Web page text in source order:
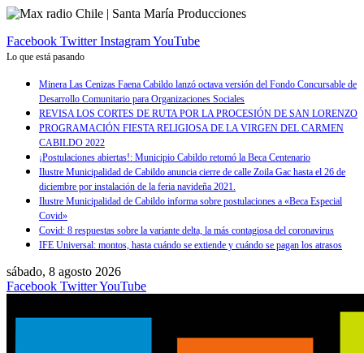
Facebook Twitter InstagramYouTube
Lo que está pasando
Minera Las Cenizas Faena Cabildo lanzó octava versión del Fondo Concursable de
Desarrollo Comunitario para Organizaciones Sociales
REVISA LOS CORTES DE RUTA POR LA PROCESIÓN DE SAN LORENZO
PROGRAMACIÓN FIESTA RELIGIOSA DE LA VIRGEN DEL CARMEN
CABILDO 2022
¡Postulaciones abiertas!: Municipio Cabildo retomó la Beca Centenario
Ilustre Municipalidad de Cabildo anuncia cierre de calle Zoila Gac hasta el 26 de
diciembre por instalación de la feria navideña 2021.
Ilustre Municipalidad de Cabildo informa sobre postulaciones a «Beca Especial
Covid»
Covid: 8 respuestas sobre la variante delta, la más contagiosa del coronavirus
IFE Universal: montos, hasta cuándo se extiende y cuándo se pagan los atrasos
sábado, 8 agosto 2026
Facebook TwitterYouTube